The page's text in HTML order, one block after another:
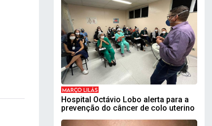
MARÇO LILÁS
Hospital Octávio Lobo alerta para a
prevenção do câncer de colo uterino